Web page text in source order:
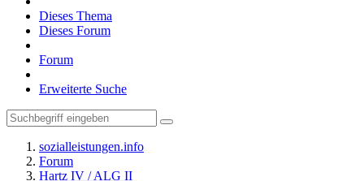
Dieses Thema
Dieses Forum
Forum
Erweiterte Suche
sozialleistungen.info
Forum
Hartz IV / ALG II